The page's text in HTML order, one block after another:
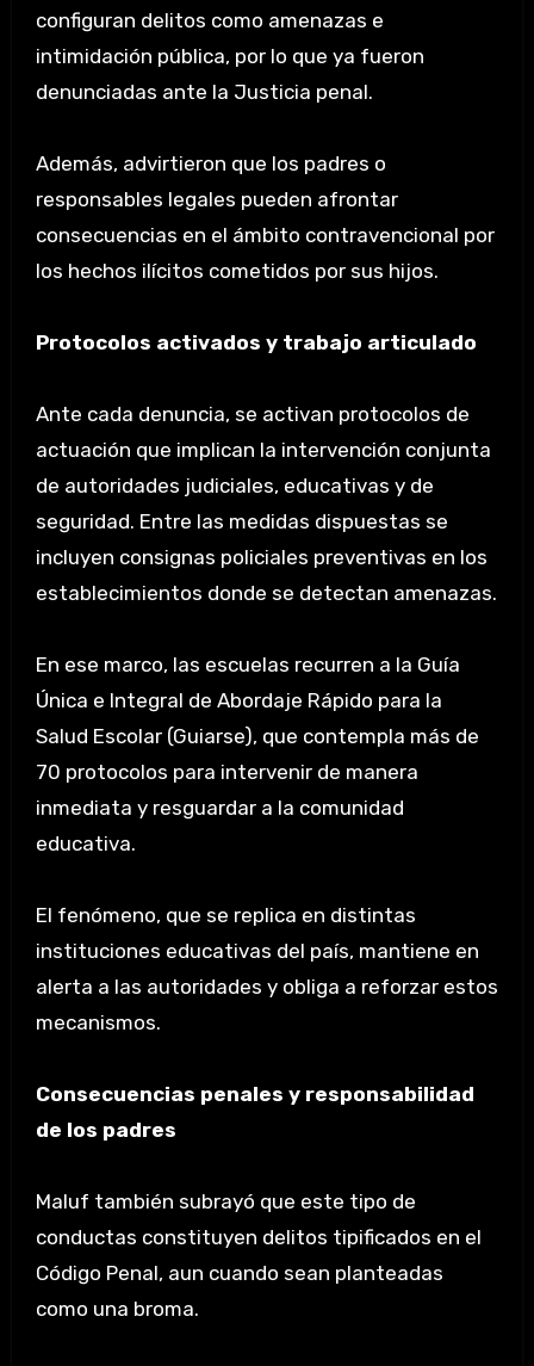
configuran delitos como amenazas e
intimidación pública, por lo que ya fueron
denunciadas ante la Justicia penal.
Además, advirtieron que los padres o
responsables legales pueden afrontar
consecuencias en el ámbito contravencional por
los hechos ilícitos cometidos por sus hijos.
Protocolos activados y trabajo articulado
Ante cada denuncia, se activan protocolos de
actuación que implican la intervención conjunta
de autoridades judiciales, educativas y de
seguridad. Entre las medidas dispuestas se
incluyen consignas policiales preventivas en los
establecimientos donde se detectan amenazas.
En ese marco, las escuelas recurren a la Guía
Única e Integral de Abordaje Rápido para la
Salud Escolar (Guiarse), que contempla más de
70 protocolos para intervenir de manera
inmediata y resguardar a la comunidad
educativa.
El fenómeno, que se replica en distintas
instituciones educativas del país, mantiene en
alerta a las autoridades y obliga a reforzar estos
mecanismos.
Consecuencias penales y responsabilidad
de los padres
Maluf también subrayó que este tipo de
conductas constituyen delitos tipificados en el
Código Penal, aun cuando sean planteadas
como una broma.